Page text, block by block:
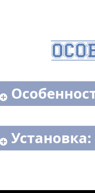
Установка: